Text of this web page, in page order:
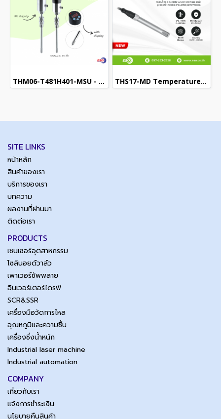
THM06-T481H401-MSU - Temperature & Humidity Transmitter THS17-MD Temperature & Humidity Sensor (RS-485)
SITE LINKS
หน้าหลัก
สินค้าของเรา
บริการของเรา
บทความ
ผลงานที่ผ่านมา
ติดต่อเรา
PRODUCTS
เซนเซอร์อุตสาหกรรม
โซลินอยด์วาล์ว
เพาเวอร์ซัพพลาย
อินเวอร์เตอร์ไดรฟ์
SCR&SSR
เครื่องมือวัดการไหล
อุณหภูมิและความชื้น
เครื่องชั่งน้ำหนัก
Industrial laser machine
Industrial automation
COMPANY
เกี่ยวกับเรา
แจ้งการชำระเงิน
นโยบายคืนสินค้า